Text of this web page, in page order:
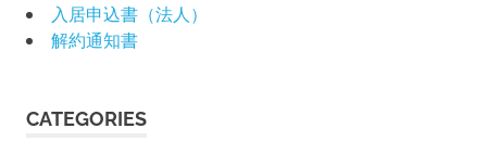
入居申込書（法人）
解約通知書
CATEGORIES